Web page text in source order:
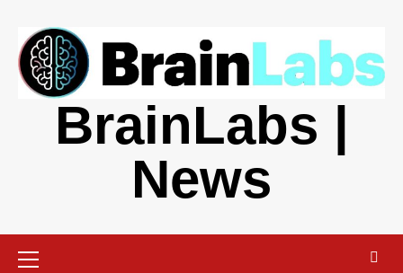
contenido
BrainLabs |
News
primario